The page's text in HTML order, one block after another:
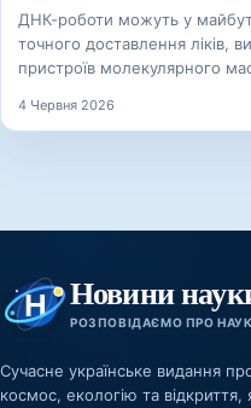
ДНК-роботи можуть у
точного доставлення ліків,
пристроїв молекулярного
4 Червня 2026
Новини
РОЗПОВІДАЄМО ПРО
Сучасне українське видання
космос, екологію та